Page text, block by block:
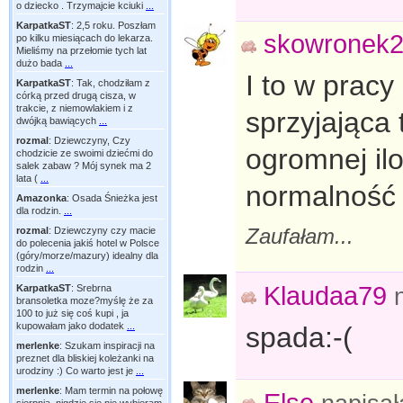
o dziecko . Trzymajcie kciuki
KarpatkaST: 2,5 roku. Poszłam
po kilku miesiącach do lekarza.
Mieliśmy na przełomie tych lat
dużo bada
KarpatkaST: Tak, chodziłam z
córką przed drugą cisza, w
trakcie, z niemowlakiem i z
dwójką bawiących
rozmal: Dziewczyny, Czy
chodzicie ze swoimi dziećmi do
salek zabaw ? Mój synek ma 2
lata (
Amazonka: Osada Śnieżka jest
dla rodzin.
rozmal: Dziewczyny czy macie
do polecenia jakiś hotel w Polsce
(góry/morze/mazury) idealny dla
rodzin
KarpatkaST: Srebrna
bransoletka moze?myślę że za
100 to już się coś kupi , ja
kupowałam jako dodatek
merlenke: Szukam inspiracji na
preznet dla bliskiej koleżanki na
urodziny :) Co warto jest je
merlenke: Mam termin na połowę
I to w
ogromnej
Zaufałam...
Klaudaa79
spada:-(